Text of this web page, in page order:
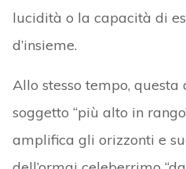
lucidità o la capacità di
d’insieme.
Allo stesso tempo,
soggetto “più alto in
amplifica gli orizzonti e